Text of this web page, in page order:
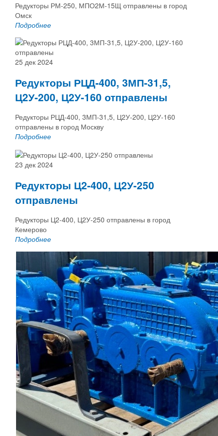
Редукторы РМ-250, МПО2М-15Щ отправлены в город
Омск
Подробнее
25 дек 2024
Редукторы РЦД-400, 3МП-31,5,
Ц2У-200, Ц2У-160 отправлены
Редукторы РЦД-400, 3МП-31,5, Ц2У-200, Ц2У-160
отправлены в город Москву
Подробнее
23 дек 2024
Редукторы Ц2-400, Ц2У-250
отправлены
Редукторы Ц2-400, Ц2У-250 отправлены в город
Кемерово
Подробнее